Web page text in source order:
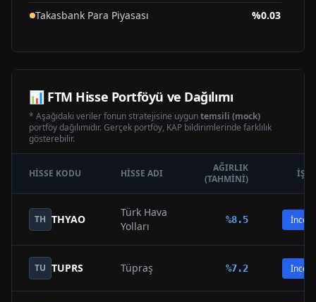
Takasbank Para Piyasası
%0.03
📊 FTM Hisse Portföyü ve Dağılımı
* Aşağıdaki veriler fonun stratejisine uyguntemsili (mock)
portföy dağılımıdır. Gerçek portföy, KAP bildirimlerinde farklılık
gösterebilir.
HISSE KODU HISSE ADI
AĞIRLIK
(TAHMINI)
TH THYAO
Türk Hava
Yolları
%8.5 İncele
TU TUPRS Tüpraş %7.2 İncele